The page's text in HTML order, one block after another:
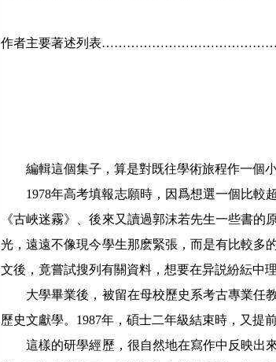
作者主要著述列表
編輯這個集子，算是對既往學術旅程作一個小
1978年高考填報志願時，因爲想選一個比較
《古峽迷霧》、後來又讀過郭沫若先生一些書
光，遠遠不像現今學生那麽緊張，而是有比較多
文後，竟嘗試搜列有關資料，想要在异説紛紜中
大學畢業後，被留在母校歷史系考古專業任教
歷史文獻學。 1987年，碩士二年級結束時，又提
這樣的研學經歷，很自然地在寫作中反映出來